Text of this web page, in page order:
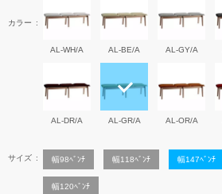
カラー
AL-WH/A AL-BE/A AL-GY/A
AL-DR/A AL-GR/A AL-OR/A
サイズ 幅98ﾍﾞﾝﾁ 幅118ﾍﾞﾝﾁ 幅147ﾍﾞﾝﾁ
幅120ﾍﾞﾝﾁ